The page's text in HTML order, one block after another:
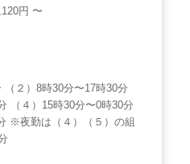
円 〜
（２）8時30分〜17時30分
（４）15時30分〜0時30分
※夜勤は（４）（５）の組